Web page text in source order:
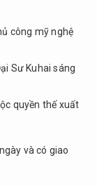
công mỹ nghệ
Sư Kuhai sáng
quyền thế xuất
và có giao